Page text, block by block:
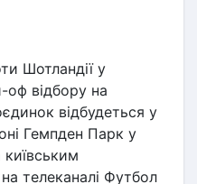
Шотландії у
оф відбору на
відбудеться у
Гемпден Парк у
телеканалі Футбол